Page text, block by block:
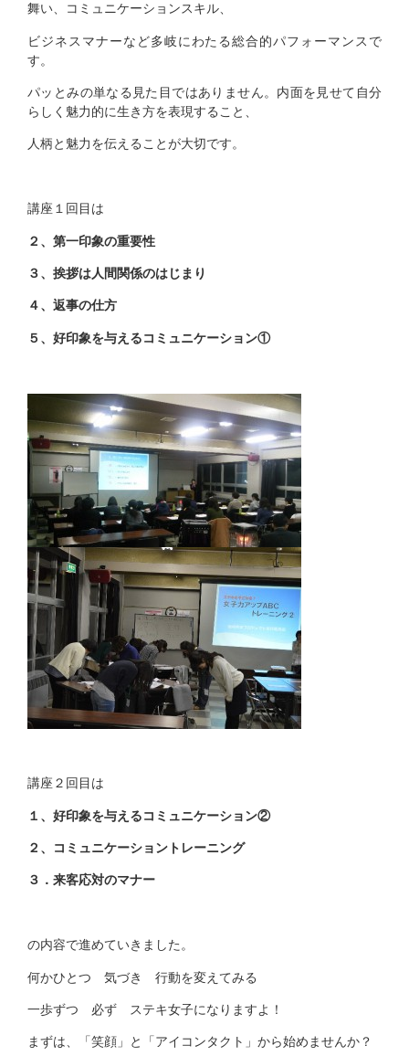
舞い、コミュニケーションスキル、
ビジネスマナーなど多岐にわたる総合的パフォーマンスで
す。
パッとみの単なる見た目ではありません。内面を見せて自分
らしく魅力的に生き方を表現すること、
人柄と魅力を伝えることが大切です。
講座１回目は
２、第一印象の重要性
３、挨拶は人間関係のはじまり
４、返事の仕方
５、好印象を与えるコミュニケーション①
講座２回目は
１、好印象を与えるコミュニケーション②
２、コミュニケーショントレーニング
３．来客応対のマナー
の内容で進めていきました。
何かひとつ 気づき 行動を変えてみる
一歩ずつ 必ず ステキ女子になりますよ！
まずは、「笑顔」と「アイコンタクト」から始めませんか？